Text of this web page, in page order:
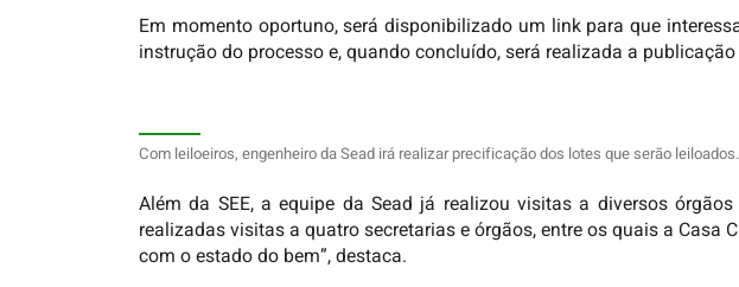
Em momento oportuno, será disponibilizado um link para que
instrução do processo e, quando concluído, será realizada a
Com leiloeiros, engenheiro da Sead irá realizar precificação dos lotes que serão
Além da SEE, a equipe da Sead já realizou visitas a diversos
realizadas visitas a quatro secretarias e órgãos, entre os quais a Casa
com o estado do bem”, destaca.